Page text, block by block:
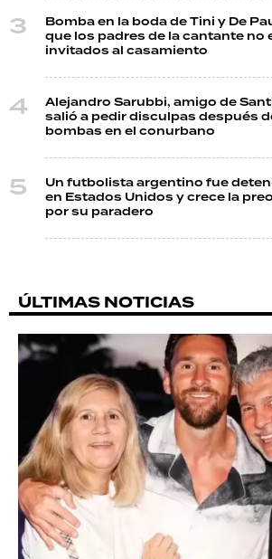
Bomba en la boda de Tini y De
que los padres de la cantante no
invitados al casamiento
Alejandro Sarubbi, amigo de
salió a pedir disculpas después
bombas en el conurbano
Un futbolista argentino fue
en Estados Unidos y crece la
por su paradero
ÚLTIMAS NOTICIAS